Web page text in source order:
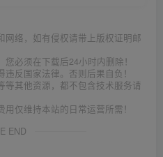
网络，如有侵权请带上版权证明邮
必须在下载后24小时内删除！
反国家法律。否则后果自负！
其他资源，都不包含技术服务请
仅维持本站的日常运营所需！
END